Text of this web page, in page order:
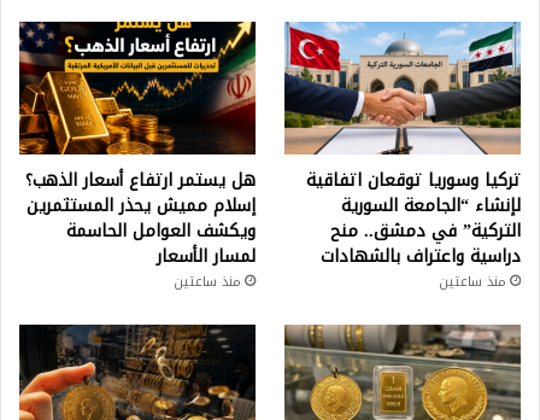
تركيا وسوريا توقعان اتفاقية
لإنشاء “الجامعة السورية
التركية” في دمشق.. منح
دراسية واعتراف بالشهادات
منذ ساعتين
هل يستمر ارتفاع أسعار الذهب؟
إسلام مميش يحذر المستثمرين
ويكشف العوامل الحاسمة
لمسار الأسعار
منذ ساعتين